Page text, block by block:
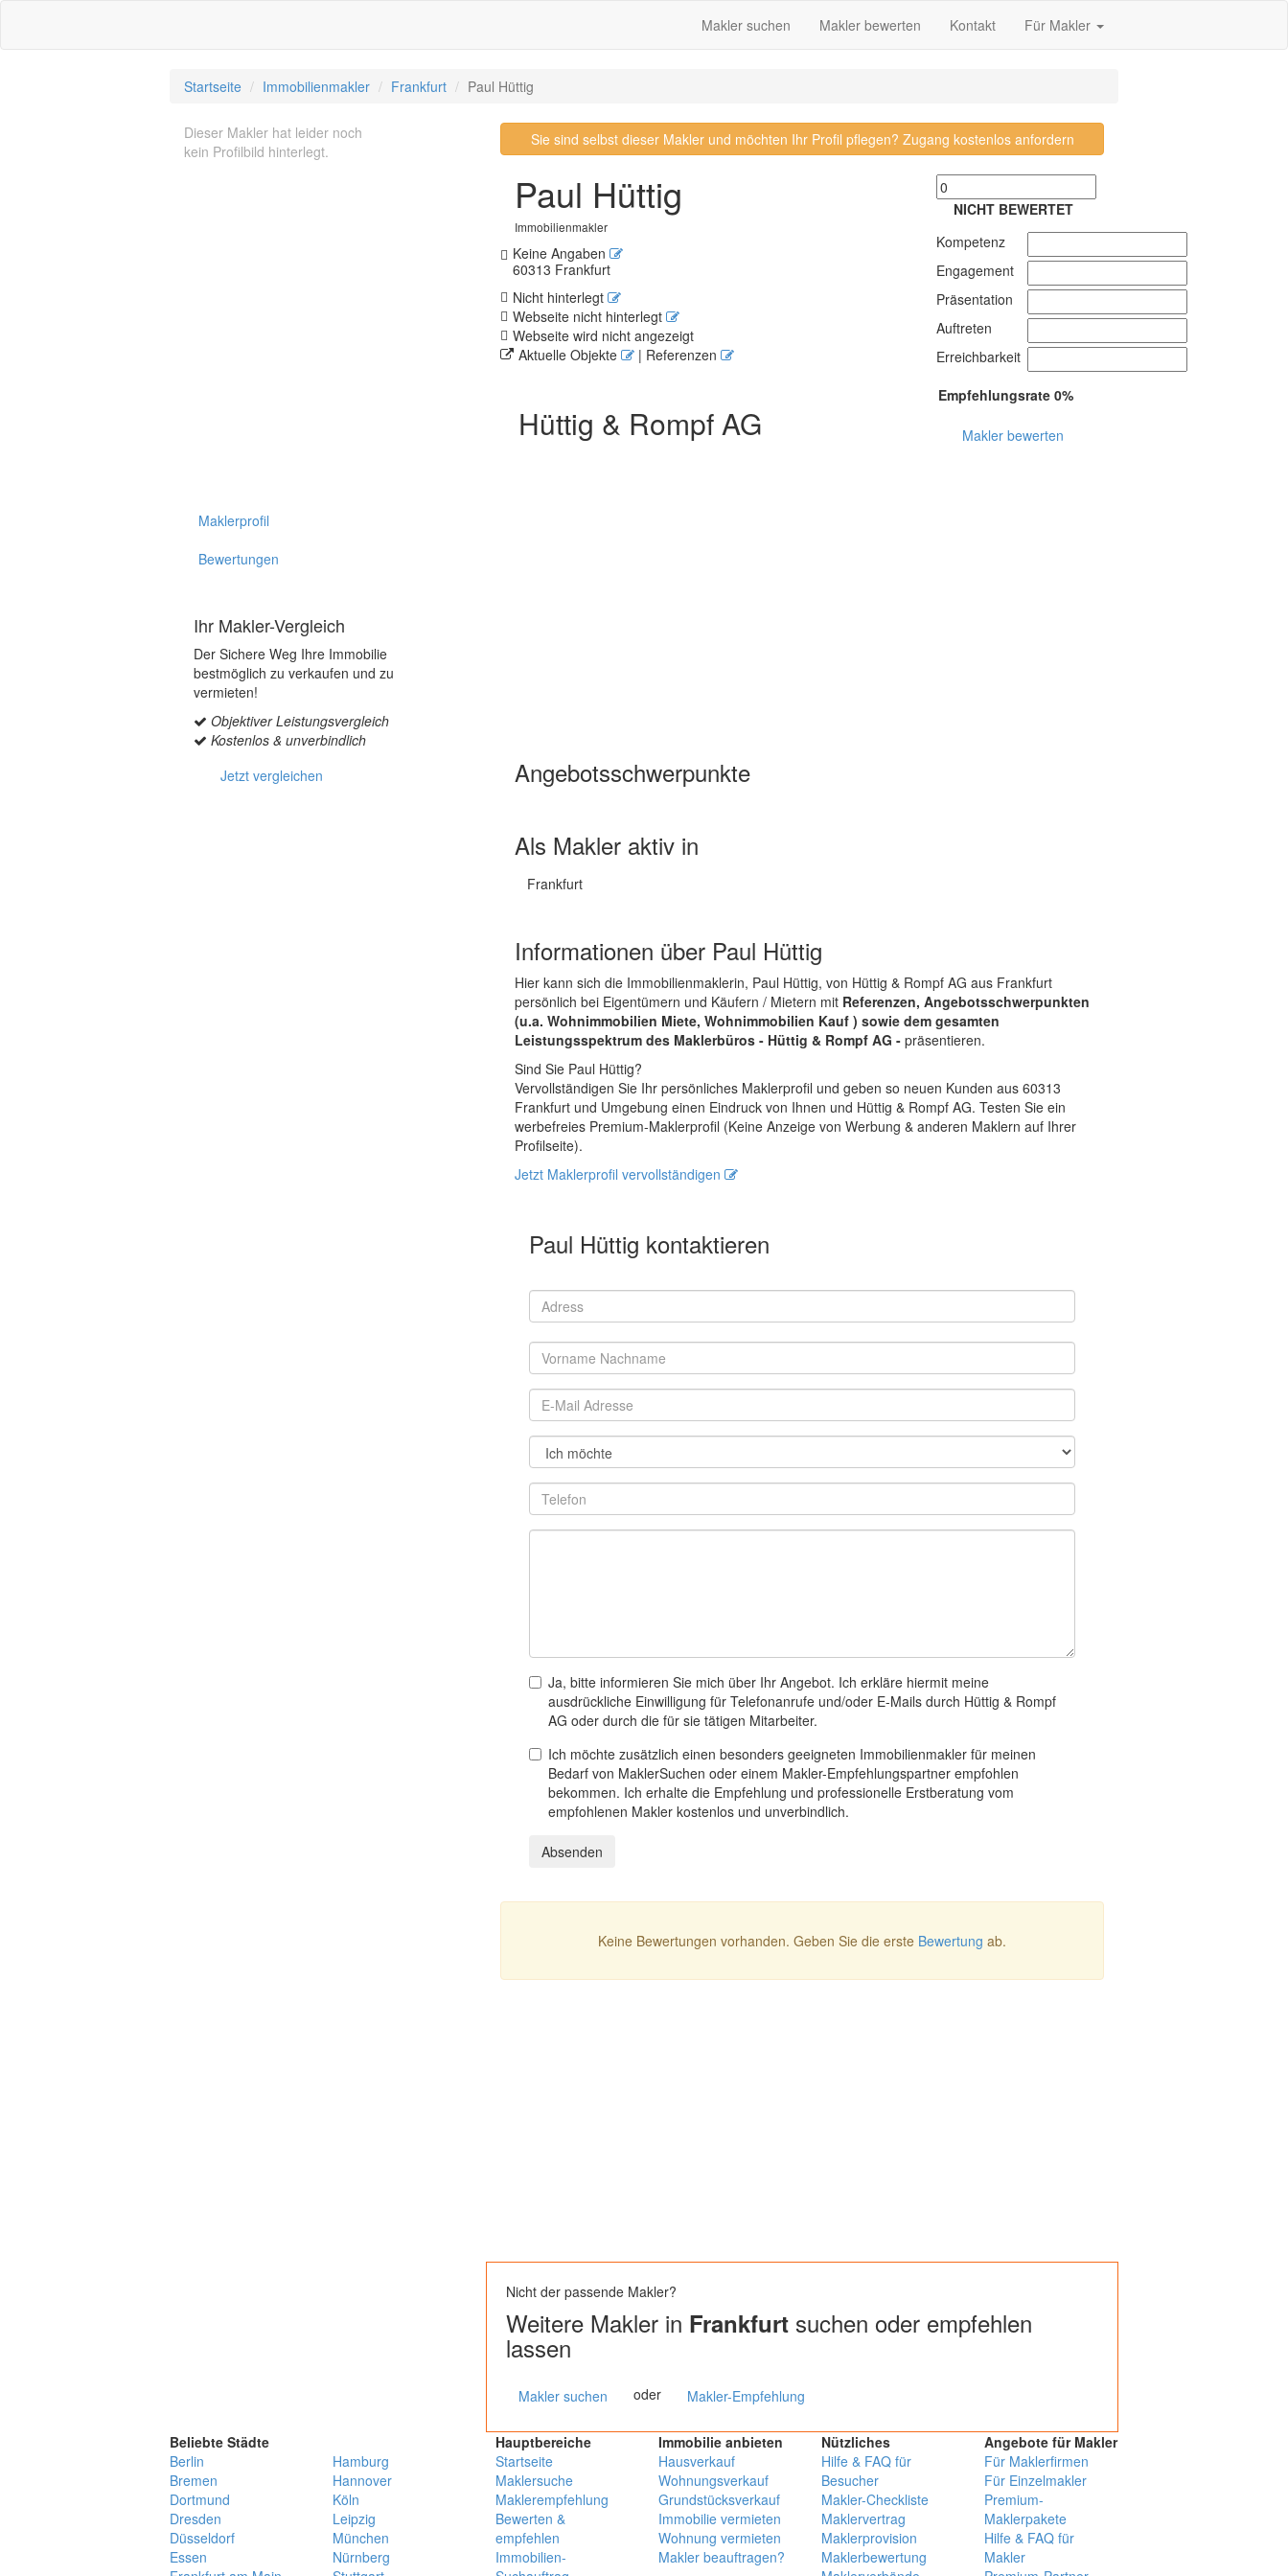
Makler suchen Makler bewerten Kontakt Für Makler
Startseite Immobilienmakler Frankfurt Paul Hüttig
Dieser Makler hat leider noch
kein Profilbild hinterlegt.
Sie sind selbst dieser Makler und möchten Ihr Profil pflegen? Zugang kostenlos anfordern
Paul Hüttig
Immobilienmakler
Keine Angaben
60313 Frankfurt
Nicht hinterlegt
Webseite nicht hinterlegt
Webseite wird nicht angezeigt
Aktuelle Objekte
| Referenzen
Hüttig & Rompf AG
NICHT BEWERTET
Kompetenz
Engagement
Präsentation
Auftreten
Erreichbarkeit
Empfehlungsrate 0%
Makler bewerten
Maklerprofil
Bewertungen
Ihr Makler-Vergleich
Der Sichere Weg Ihre Immobilie
bestmöglich zu verkaufen und zu
vermieten!
Objektiver Leistungsvergleich
Kostenlos & unverbindlich
Jetzt vergleichen
Angebotsschwerpunkte
Als Makler aktiv in
Frankfurt
Informationen über Paul Hüttig
Hier kann sich die Immobilienmaklerin, Paul Hüttig, von Hüttig & Rompf AG aus Frankfurt
persönlich bei Eigentümern und Käufern / Mietern mit Referenzen, Angebotsschwerpunkten
(u.a. Wohnimmobilien Miete, Wohnimmobilien Kauf ) sowie dem gesamten
Leistungsspektrum des Maklerbüros - Hüttig & Rompf AG - präsentieren.
Sind Sie Paul Hüttig?
Vervollständigen Sie Ihr persönliches Maklerprofil und geben so neuen Kunden aus 60313
Frankfurt und Umgebung einen Eindruck von Ihnen und Hüttig & Rompf AG. Testen Sie ein
werbefreies Premium-Maklerprofil (Keine Anzeige von Werbung & anderen Maklern auf Ihrer
Profilseite).
Jetzt Maklerprofil vervollständigen
Paul Hüttig kontaktieren
Ja, bitte informieren Sie mich über Ihr Angebot. Ich erkläre hiermit meine
ausdrückliche Einwilligung für Telefonanrufe und/oder E-Mails durch Hüttig & Rompf
AG oder durch die für sie tätigen Mitarbeiter.
Ich möchte zusätzlich einen besonders geeigneten Immobilienmakler für meinen
Bedarf von MaklerSuchen oder einem Makler-Empfehlungspartner empfohlen
bekommen. Ich erhalte die Empfehlung und professionelle Erstberatung vom
empfohlenen Makler kostenlos und unverbindlich.
Absenden
Keine Bewertungen vorhanden. Geben Sie die erste Bewertung ab.
Nicht der passende Makler?
Weitere Makler in Frankfurt suchen oder empfehlen
lassen
Makler suchen oder Makler-Empfehlung
Beliebte Städte
Berlin
Bremen
Dortmund
Dresden
Düsseldorf
Essen
Hamburg
Hannover
Köln
Leipzig
München
Nürnberg
Hauptbereiche
Startseite
Maklersuche
Maklerempfehlung
Bewerten &
empfehlen
Immobilien-
Immobilie anbieten
Hausverkauf
Wohnungsverkauf
Grundstücksverkauf
Immobilie vermieten
Wohnung vermieten
Makler beauftragen?
Nützliches
Hilfe & FAQ für
Besucher
Makler-Checkliste
Maklervertrag
Maklerprovision
Maklerbewertung
Angebote für Makler
Für Maklerfirmen
Für Einzelmakler
Premium-
Maklerpakete
Hilfe & FAQ für
Makler